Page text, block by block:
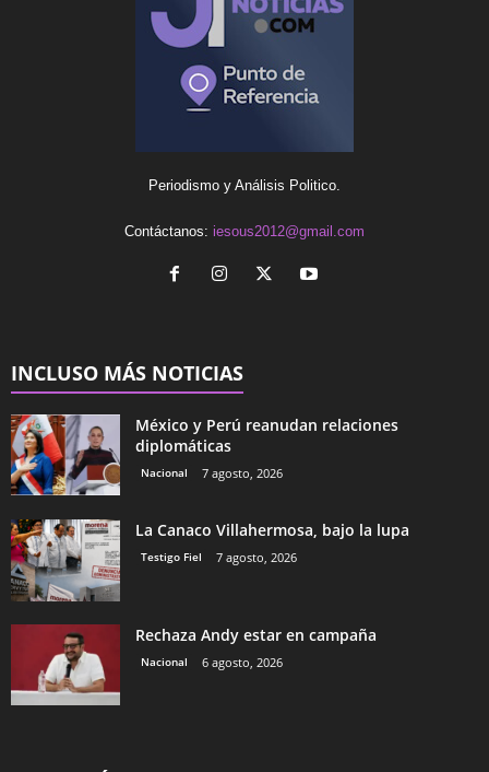
Periodismo y Análisis Politico.
Contáctanos: iesous2012@gmail.com
INCLUSO MÁS NOTICIAS
México y Perú reanudan relaciones
diplomáticas
Nacional 7 agosto, 2026
La Canaco Villahermosa, bajo la lupa
Testigo Fiel 7 agosto, 2026
Rechaza Andy estar en campaña
Nacional 6 agosto, 2026